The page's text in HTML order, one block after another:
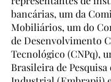
bancárias, um da
Mobiliários, um do
de Desenvolvimento
Tecnológico (CNPq),
Brasileira de Pesquisa